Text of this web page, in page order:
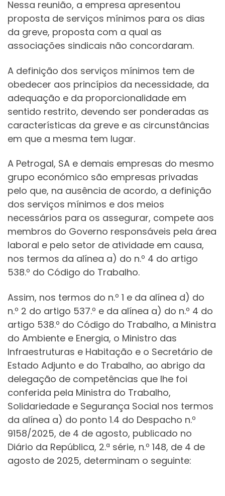
Nessa reunião, a empresa apresentou
proposta de serviços mínimos para os dias
da greve, proposta com a qual as
associações sindicais não concordaram.
A definição dos serviços mínimos tem de
obedecer aos princípios da necessidade, da
adequação e da proporcionalidade em
sentido restrito, devendo ser ponderadas as
características da greve e as circunstâncias
em que a mesma tem lugar.
A Petrogal, SA e demais empresas do mesmo
grupo económico são empresas privadas
pelo que, na ausência de acordo, a definição
dos serviços mínimos e dos meios
necessários para os assegurar, compete aos
membros do Governo responsáveis pela área
laboral e pelo setor de atividade em causa,
nos termos da alínea a) do n.º 4 do artigo
538.º do Código do Trabalho.
Assim, nos termos do n.º 1 e da alínea d) do
n.º 2 do artigo 537.º e da alínea a) do n.º 4 do
artigo 538.º do Código do Trabalho, a Ministra
do Ambiente e Energia, o Ministro das
Infraestruturas e Habitação e o Secretário de
Estado Adjunto e do Trabalho, ao abrigo da
delegação de competências que lhe foi
conferida pela Ministra do Trabalho,
Solidariedade e Segurança Social nos termos
da alínea a) do ponto 1.4 do Despacho n.º
9158/2025, de 4 de agosto, publicado no
Diário da República, 2.ª série, n.º 148, de 4 de
agosto de 2025, determinam o seguinte: